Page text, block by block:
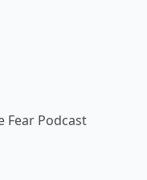
Fear Podcast